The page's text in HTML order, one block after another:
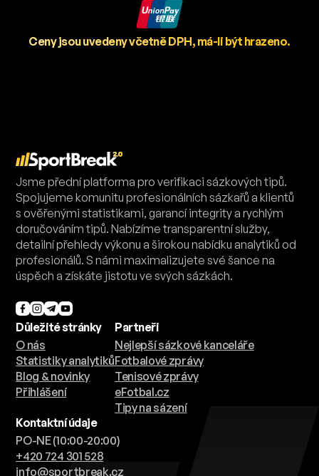
Ceny jsou uvedeny včetně DPH, má-li být hrazeno.
Jsme přední platforma pro verifikaci sázkových tipů.
Spojujeme komunitu profesionálních sázkařů a klientů
s ověřenými statistikami, garancí integrity a rychlým
doručováním tipů. Nabízíme transparentní služby,
detailní přehledy výkonu a širokou nabídku analytiků od
profesionálů. S námi maximalizujete své šance na
úspěch a získáte jistotu ve svých sázkách.
Důležité stránky
O nás
Statistiky analytiků
Blog & novinky
Přihlášení
Partneři
Nejlepší sázkové kanceláře
Fotbalové zprávy
Tenisové zprávy
eFotbal.cz
Tipy na sázení
Kontaktní údaje
PO-NE (10:00-20:00)
+420 724 301 528
info@sportbreak.cz